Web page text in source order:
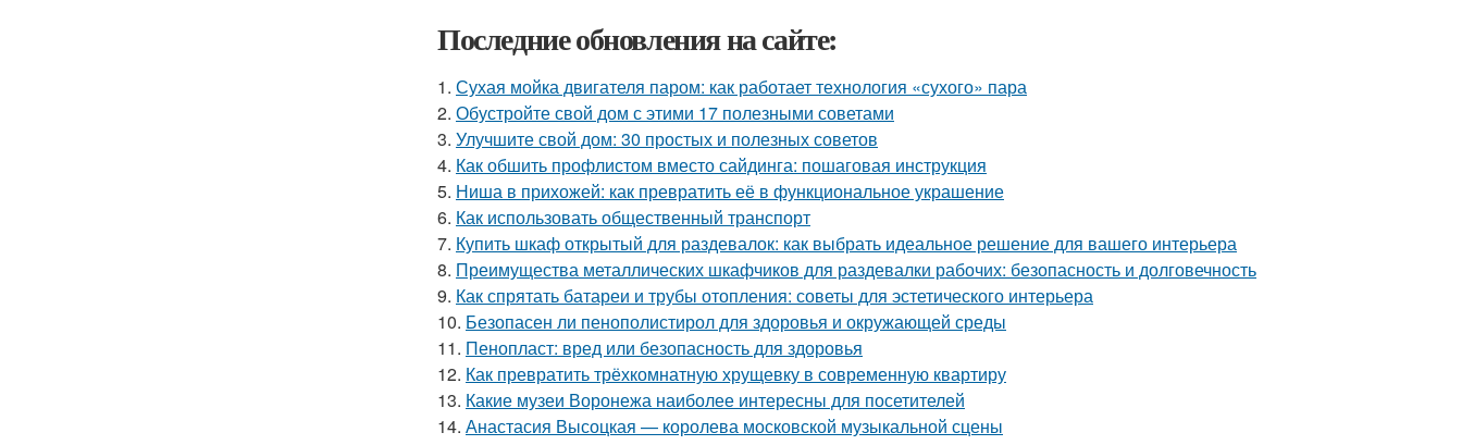
Последние обновления на сайте:
1. Сухая мойка двигателя паром: как работает технология «сухого» пара
2. Обустройте свой дом с этими 17 полезными советами
3. Улучшите свой дом: 30 простых и полезных советов
4. Как обшить профлистом вместо сайдинга: пошаговая инструкция
5. Ниша в прихожей: как превратить её в функциональное украшение
6. Как использовать общественный транспорт
7. Купить шкаф открытый для раздевалок: как выбрать идеальное решение для вашего интерьера
8. Преимущества металлических шкафчиков для раздевалки рабочих: безопасность и долговечность
9. Как спрятать батареи и трубы отопления: советы для эстетического интерьера
10. Безопасен ли пенополистирол для здоровья и окружающей среды
11. Пенопласт: вред или безопасность для здоровья
12. Как превратить трёхкомнатную хрущевку в современную квартиру
13. Какие музеи Воронежа наиболее интересны для посетителей
14. Анастасия Высоцкая — королева московской музыкальной сцены